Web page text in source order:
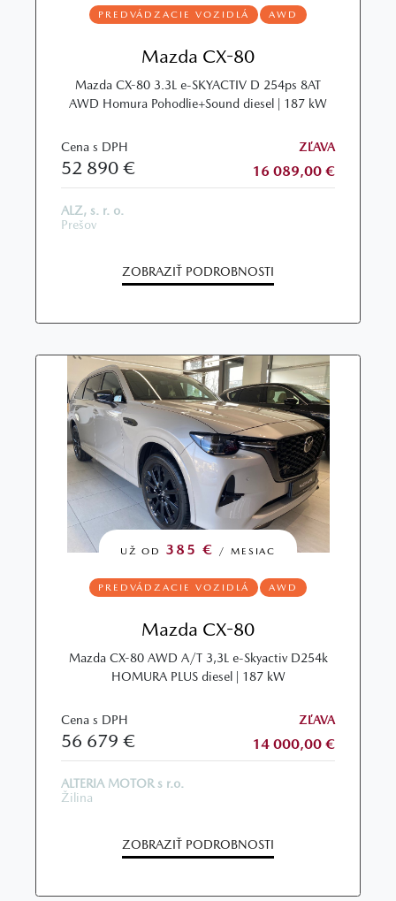
PREDVÁDZACIE VOZIDLÁ AWD
Mazda CX-80
Mazda CX-80 3.3L e-SKYACTIV D 254ps 8AT
AWD Homura Pohodlie+Sound diesel | 187 kW
Cena s DPH
52 890 €
ZĽAVA
16 089,00 €
ALZ, s. r. o.
Prešov
ZOBRAZIŤ PODROBNOSTI
UŽ OD 385 € / MESIAC
PREDVÁDZACIE VOZIDLÁ AWD
Mazda CX-80
Mazda CX-80 AWD A/T 3,3L e-Skyactiv D254k
HOMURA PLUS diesel | 187 kW
Cena s DPH
56 679 €
ZĽAVA
14 000,00 €
ALTERIA MOTOR s r.o.
Žilina
ZOBRAZIŤ PODROBNOSTI